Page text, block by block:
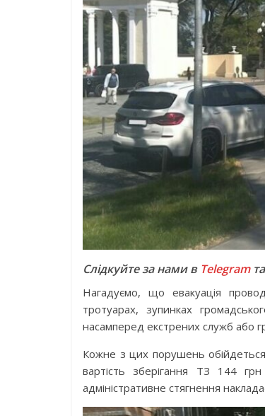
Слідкуйте за нами в Telegramта
Нагадуємо, що евакуація
тротуарах, зупинках
насамперед екстрених служб або
Кожне з цих порушень
вартість зберігання ТЗ 144
адміністративне стягнення